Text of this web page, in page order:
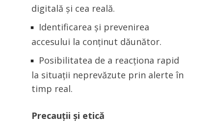
digitală și cea reală.
Identificarea și prevenirea
accesului la conținut dăunător.
Posibilitatea de a reacționa rapid
la situații neprevăzute prin alerte în
timp real.
Precauții și etică